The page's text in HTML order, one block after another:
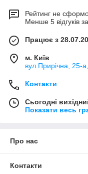
Рейтинг не
Менше 5 відгуків
Працює з
м. Київ
вул.Прирічна, 25-
Контакти
Сьогодні
Показати весь
Про нас
Контакти